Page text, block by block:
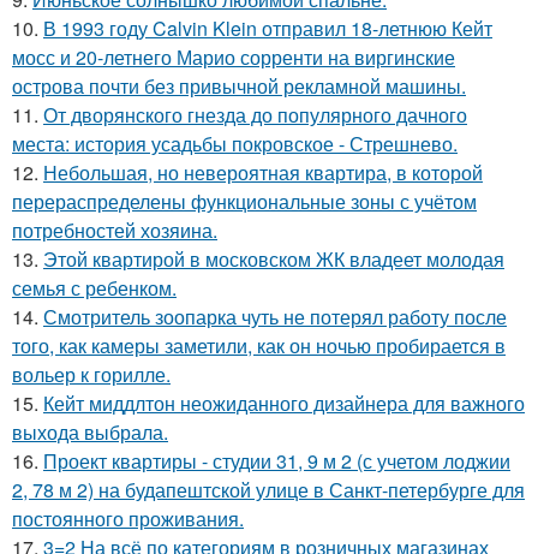
10. В 1993 году Calvin Klein отправил 18-летнюю Кейт
мосс и 20-летнего Марио сорренти на виргинские
острова почти без привычной рекламной машины.
11. От дворянского гнезда до популярного дачного
места: история усадьбы покровское - Стрешнево.
12. Небольшая, но невероятная квартира, в которой
перераспределены функциональные зоны с учётом
потребностей хозяина.
13. Этой квартирой в московском ЖК владеет молодая
семья с ребенком.
14. Смотритель зоопарка чуть не потерял работу после
того, как камеры заметили, как он ночью пробирается в
вольер к горилле.
15. Кейт миддлтон неожиданного дизайнера для важного
выхода выбрала.
16. Проект квартиры - студии 31, 9 м 2 (с учетом лоджии
2, 78 м 2) на будапештской улице в Санкт-петербурге для
постоянного проживания.
17. 3=2 На всё по категориям в розничных магазинах